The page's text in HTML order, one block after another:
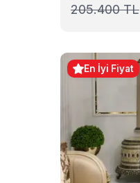
205.400TL
En İyi Fiyat